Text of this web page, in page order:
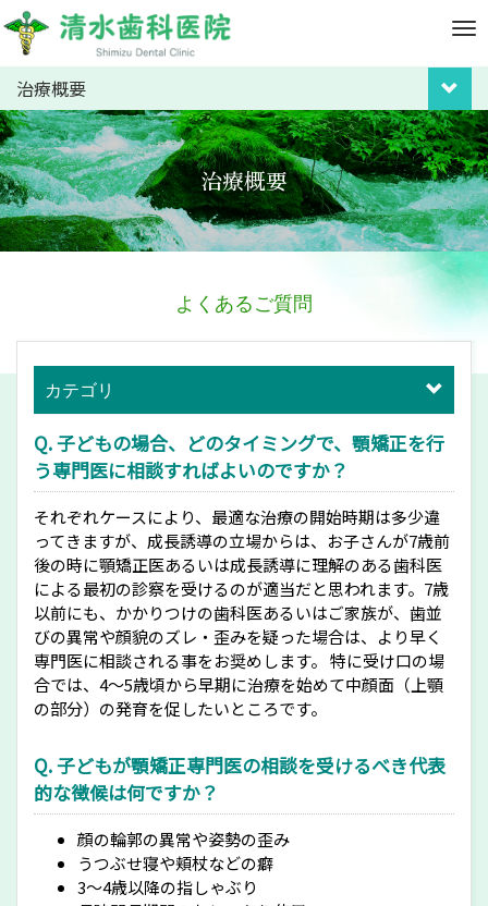
M
u
治療概要
治療概要
よくあるご質問
カテゴリ
Q. 子どもの場合、どのタイミングで、顎矯正を行
う専門医に相談すればよいのですか？
それぞれケースにより、最適な治療の開始時期は多少違
ってきますが、成長誘導の立場からは、お子さんが7歳前
後の時に顎矯正医あるいは成長誘導に理解のある歯科医
による最初の診察を受けるのが適当だと思われます。7歳
以前にも、かかりつけの歯科医あるいはご家族が、歯並
びの異常や顔貌のズレ・歪みを疑った場合は、より早く
専門医に相談される事をお奨めします。 特に受け口の場
合では、4～5歳頃から早期に治療を始めて中顔面（上顎
の部分）の発育を促したいところです。
Q. 子どもが顎矯正専門医の相談を受けるべき代表
的な徴候は何ですか？
顔の輪郭の異常や姿勢の歪み
うつぶせ寝や頬杖などの癖
3～4歳以降の指しゃぶり